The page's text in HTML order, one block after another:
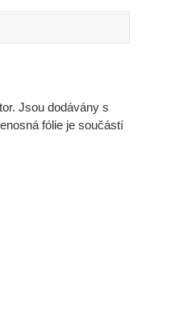
Jsou dodávány s
fólie je součástí